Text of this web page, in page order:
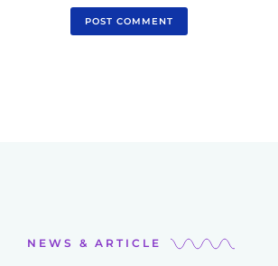
NEWS & ARTICLE